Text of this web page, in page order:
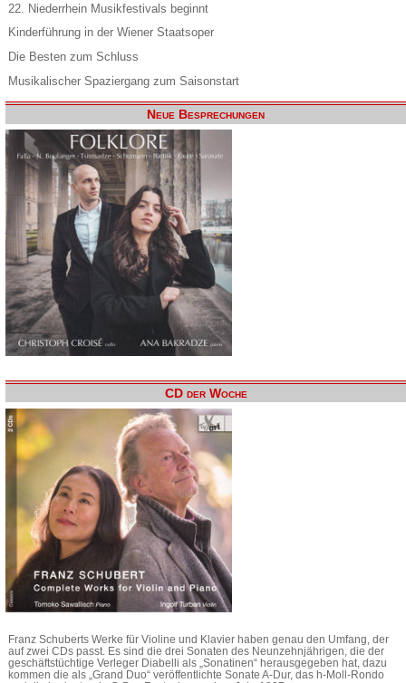
22. Niederrhein Musikfestivals beginnt
Kinderführung in der Wiener Staatsoper
Die Besten zum Schluss
Musikalischer Spaziergang zum Saisonstart
Neue Besprechungen
CD der Woche
Franz Schuberts Werke für Violine und Klavier haben genau den Umfang, der
auf zwei CDs passt. Es sind die drei Sonaten des Neunzehnjährigen, die der
geschäftstüchtige Verleger Diabelli als „Sonatinen“ herausgegeben hat, dazu
kommen die als „Grand Duo“ veröffentlichte Sonate A-Dur, das h-Moll-Rondo